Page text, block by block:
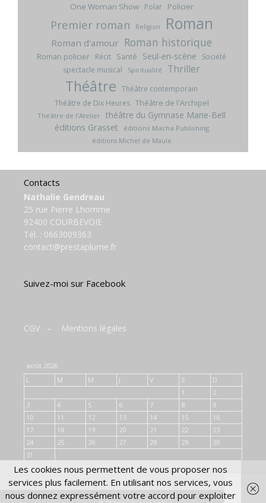
One Woman Show Polar Policier
Premier roman Religion Roman
Roman d'amour Roman historique
Roman policier Récit Santé Seul-en-scène
Société
spectacle musical
Spiritualité Thriller
Théâtre Théâtre contemporain
Théâtre de Dix Heures Théâtre de l'Archipel
Théâtre de l'Atelier théâtre du Gymnase Marie-Bell
éditions Grasset
éditions Macha Publishing
éditions Michel de Maule
Contacts
Nathalie Gendreau
25 rue Pierre Lhomme
92400 COURBEVOIE
Tél. : 0663009363
contact@prestaplume.fr
Suivez-moi sur Facebook
CGV – Mentions légales
août 2026
L
M M J V S
D
1
2
3
4 5 6 7 8
9
10
11 12 13 14 15
16
17
18 19 20 21 22
23
24
25 26 27 28 29
30
31
« Juil
Les cookies nous permettent de vous proposer nos
services plus facilement. En utilisant nos services, vous
nous donnez expressément votre accord pour exploiter